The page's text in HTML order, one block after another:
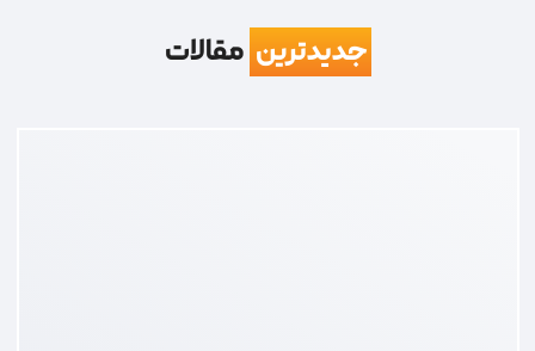
جدیدترین مقالات